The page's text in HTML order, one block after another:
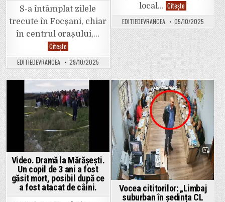
S-a întâmplat zilele
trecute în Focșani, chiar
în centrul orașului,…
CiteșteVideo.
A
băgat
mașina
în
Grădina
din
Focșani.
Jenant…
EDITIEDEVRANCEA 29/10/2025
local… Citește
„Foaie
verde
de
stejar,
să
trăiască
dom
primar”.
Osanale
pentru
Misăilă,
la
paranghelia
pe
bani
publici
din
Piața
Unirii,
în
plină
criză
bugetară.
EDITIEDEVRANCEA 05/10/2025
Posted
in
Video. Dramă la Mărășești.
Un copil de 3 ani a fost
găsit mort, posibil după ce
a fost atacat de câini.
Posted
in
Vocea cititorilor: „Limbaj
suburban în ședința CL